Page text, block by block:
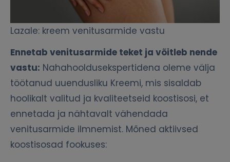
Lazale: kreem venitusarmide vastu
Ennetab venitusarmide teket ja võitleb nende
vastu: Nahahooldusekspertidena oleme välja
töötanud uuendusliku Kreemi, mis sisaldab
hoolikalt valitud ja kvaliteetseid koostisosi, et
ennetada ja nähtavalt vähendada
venitusarmide ilmnemist. Mõned aktiivsed
koostisosad fookuses: